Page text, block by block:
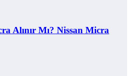
Alınır Mı? Nissan Micra